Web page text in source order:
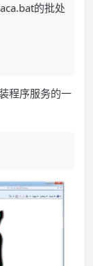
的批处
程序服务的一